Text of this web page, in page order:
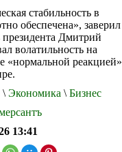
стабильность в
обеспечена», заверил
президента Дмитрий
волатильность на
«нормальной реакцией»
\ Экономика \ Бизнес
13:41